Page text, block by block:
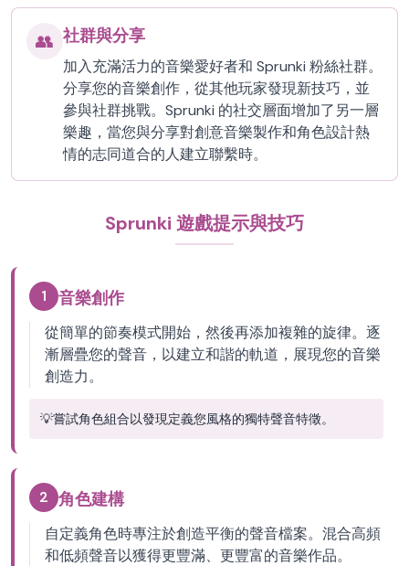
👥 社群與分享
加入充滿活力的音樂愛好者和 Sprunki 粉絲社群。
分享您的音樂創作，從其他玩家發現新技巧，並
參與社群挑戰。Sprunki 的社交層面增加了另一層
樂趣，當您與分享對創意音樂製作和角色設計熱
情的志同道合的人建立聯繫時。
Sprunki 遊戲提示與技巧
1 音樂創作
從簡單的節奏模式開始，然後再添加複雜的旋律。逐
漸層疊您的聲音，以建立和諧的軌道，展現您的音樂
創造力。
💡嘗試角色組合以發現定義您風格的獨特聲音特徵。
2 角色建構
自定義角色時專注於創造平衡的聲音檔案。混合高頻
和低頻聲音以獲得更豐滿、更豐富的音樂作品。